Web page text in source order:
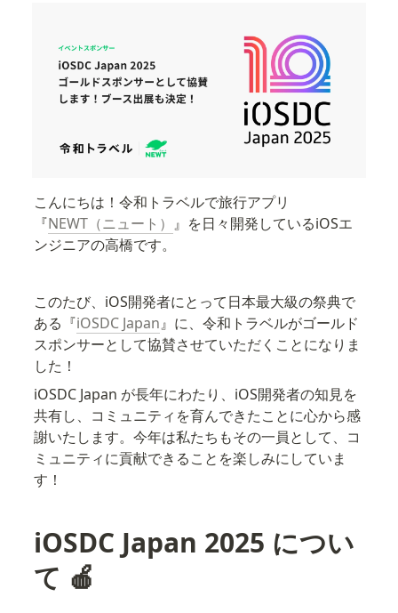
こんにちは！令和トラベルで旅行アプリ
『NEWT（ニュート） 』を日々開発しているiOSエ
ンジニアの高橋です。
このたび、iOS開発者にとって日本最大級の祭典で
ある『iOSDC Japan』に、令和トラベルがゴールド
スポンサーとして協賛させていただくことになりま
した！
iOSDC Japan が長年にわたり、iOS開発者の知見を
共有し、コミュニティを育んできたことに心から感
謝いたします。今年は私たちもその一員として、コ
ミュニティに貢献できることを楽しみにしていま
す！
iOSDC Japan 2025 につい
て 🍎